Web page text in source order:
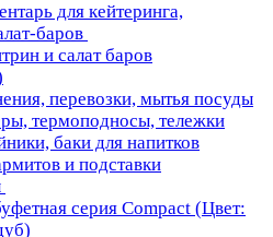
для кейтеринга,
баров
и салат баров
перевозки, мытья посуды
термоподносы, тележки
баки для напитков
и подставки
серия Compact (Цвет: